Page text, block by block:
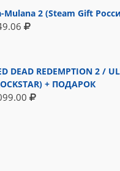
Mulana 2 (Steam Gift
DEAD REDEMPTION 2 /
+ ПОДАРОК